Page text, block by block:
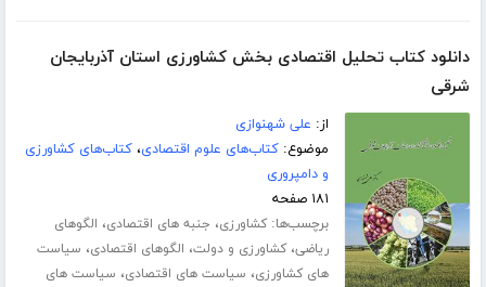
دانلود کتاب تحلیل اقتصادی بخش کشاورزی استان آذربایجان
شرقی
از: علی شهنوازی
موضوع:کتاب‌های علوم اقتصادی،کتاب‌های کشاورزی
و دامپروری
۱۸۱ صفحه
برچسب‌ها:کشاورزی، جنبه های اقتصادی، الگوهای
ریاضی،کشاورزی و دولت، الگوهای اقتصادی، سیاست
های کشاورزی، سیاست های اقتصادی، سیاست های